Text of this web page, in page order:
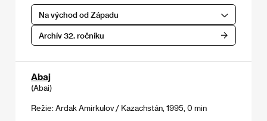
Na východ od Západu
Archív 32. ročníku
Abaj
(Abai)
Režie: Ardak Amirkulov / Kazachstán, 1995, 0 min